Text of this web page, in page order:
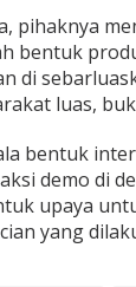
pihaknya
bentuk
di
luas,
bentuk
demo di
upaya
yang